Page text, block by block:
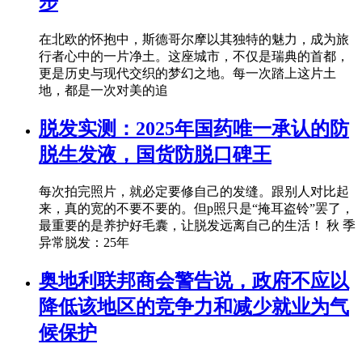
在北欧的怀抱中，斯德哥尔摩以其独特的魅力，成为旅
行者心中的一片净土。这座城市，不仅是瑞典的首都，
更是历史与现代交织的梦幻之地。每一次踏上这片土
地，都是一次对美的追
脱发实测：2025年国药唯一承认的防
脱生发液，国货防脱口碑王‌
每次拍完照片，就必定要修自己的发缝。跟别人对比起
来，真的宽的不要不要的。但p照只是“掩耳盗铃”罢了，
最重要的是养护好毛囊，让脱发远离自己的生活！ 秋 季
异常脱发：25年
奥地利联邦商会警告说，政府不应以
降低该地区的竞争力和减少就业为气
候保护